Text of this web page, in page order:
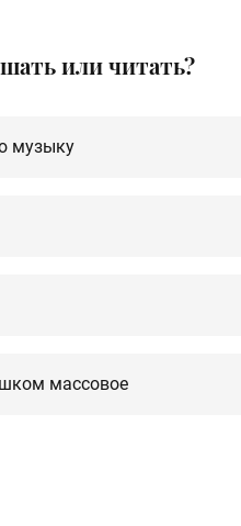
или читать?
музыку
массовое